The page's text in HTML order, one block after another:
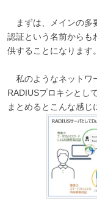
まずは、メインの多
認証という名前からも
供することになります。
私のようなネットワ
RADIUSプロキシとし
まとめるとこんな感じ